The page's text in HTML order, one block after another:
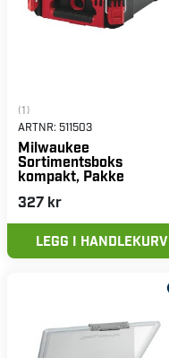
(1)
ARTNR: 511503
Milwaukee
Sortimentsboks
kompakt, Pakke
327 kr
LEGG I HANDLEKURV